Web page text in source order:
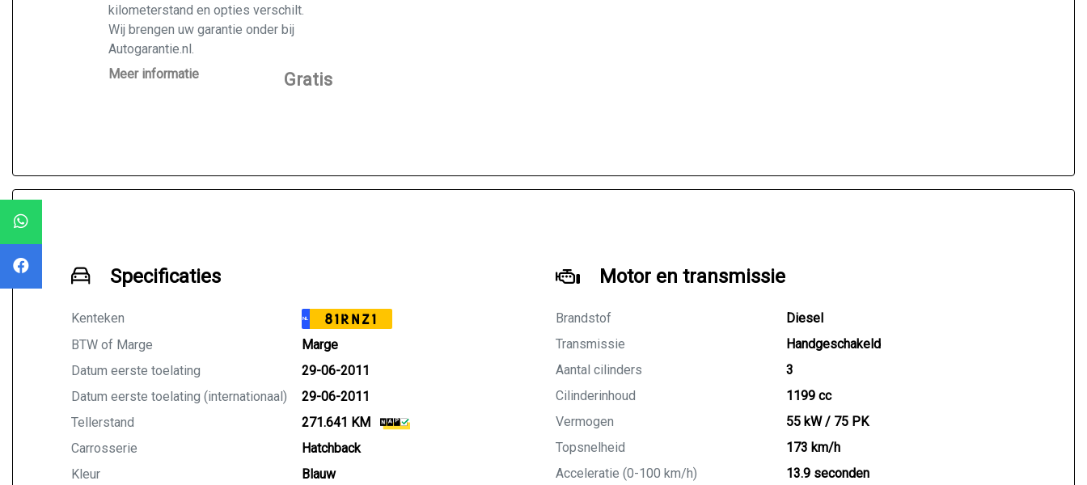
kilometerstand en opties verschilt.
Wij brengen uw garantie onder bij
Autogarantie.nl.
Vraag ons naar de mogelijkheden voor
Meer informatie Gratis
Specificaties
Kenteken NL 81RNZ1
BTW of Marge
Marge
Datum eerste toelating
29-06-2011
Datum eerste toelating (internationaal)
29-06-2011
Tellerstand
271.641 KM
Carrosserie
Hatchback
Kleur
Blauw
Motor en transmissie
Brandstof
Diesel
Transmissie
Handgeschakeld
Aantal cilinders
3
Cilinderinhoud
1199 cc
Vermogen
55 kW / 75 PK
Topsnelheid
173 km/h
Acceleratie (0-100 km/h)
13.9 seconden